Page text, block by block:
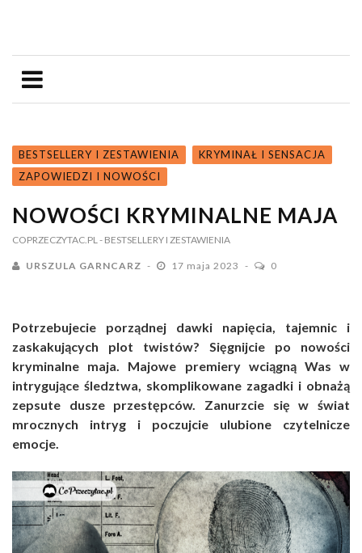
BESTSELLERY I ZESTAWIENIA
KRYMINAŁ I SENSACJA
ZAPOWIEDZI I NOWOŚCI
NOWOŚCI KRYMINALNE MAJA
COPRZECZYTAC.PL - BESTSELLERY I ZESTAWIENIA
URSZULA GARNCARZ 17 maja 2023 0
Potrzebujecie porządnej dawki napięcia, tajemnic i
zaskakujących plot twistów? Sięgnijcie po nowości
kryminalne maja. Majowe premiery wciągną Was w
intrygujące śledztwa, skomplikowane zagadki i obnażą
zepsute dusze przestępców. Zanurzcie się w świat
mrocznych intryg i poczujcie ulubione czytelnicze
emocje.